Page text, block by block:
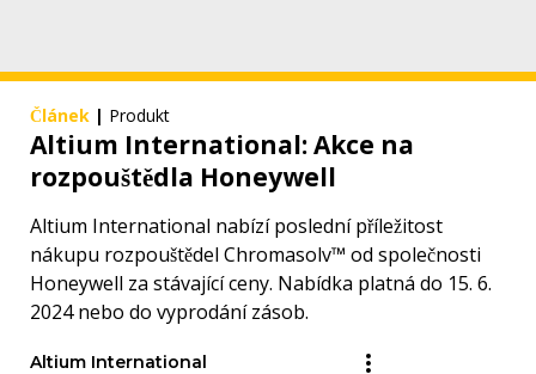
Článek | Produkt
Altium International: Akce na
rozpouštědla Honeywell
Altium International nabízí poslední příležitost
nákupu rozpouštědel Chromasolv™ od společnosti
Honeywell za stávající ceny. Nabídka platná do 15. 6.
2024 nebo do vyprodání zásob.
Altium International